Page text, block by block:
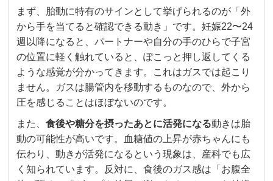
まず、胎動に特有のサインとして挙げられるのが「外
から手を当てると確認できる動き」です。妊娠22〜24
週以降になると、パートナーや自分の手のひらで子宮
の位置に軽く触れていると、ぽこっと押し返してくる
ような感覚が分かってきます。これはガスでは起こり
ません。ガスは腸管内を移動するものなので、外から
圧を感じることはほぼないのです。
また、食後や糖分を摂ったあとに活発になる動きは胎
動の可能性が高いです。血糖値の上昇が赤ちゃんにも
伝わり、動きが活発になるという現象は、産科でも広
く知られています。反対に、食後のガス感は「お腹全